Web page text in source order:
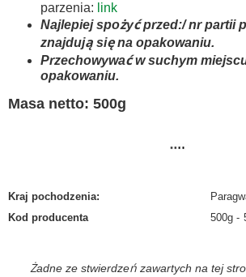
parzenia: link
Najlepiej spożyć przed:/ nr partii
znajdują się na opakowaniu.
Przechowywać w suchym
opakowaniu.
Masa netto: 500g
Kraj pochodzenia:
Kod producenta
500g
Żadne ze stwierdzeń zawartych na tej